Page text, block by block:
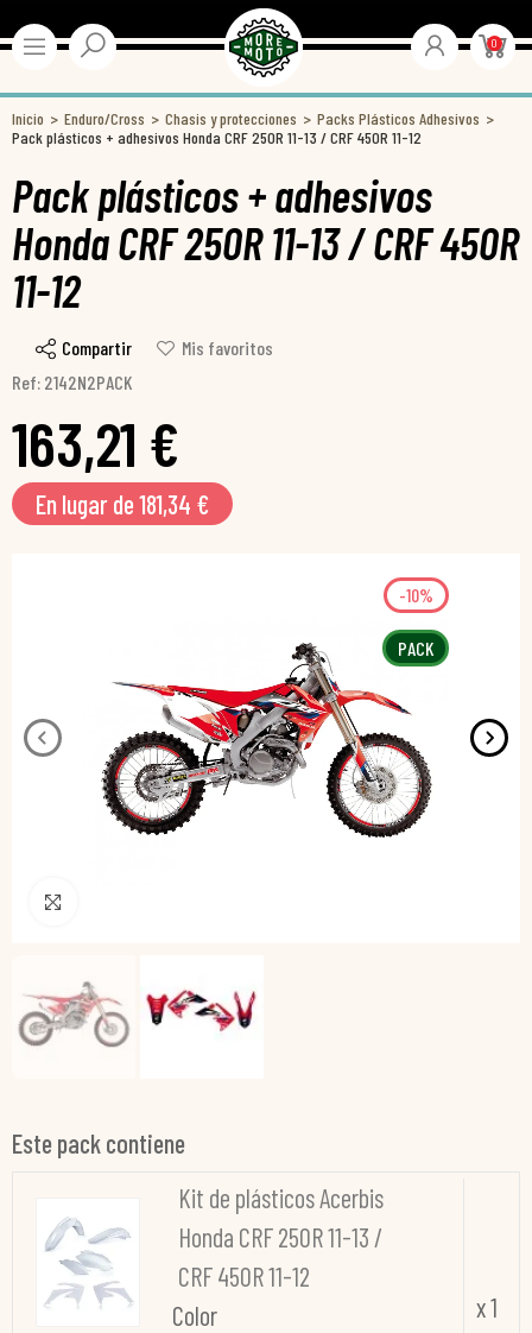
0
Inicio Enduro/Cross Chasis y protecciones
Packs Plásticos Adhesivos
Pack plásticos + adhesivos Honda CRF 250R 11-13 / CRF 450R 11-12
Pack plásticos + adhesivos
Honda CRF 250R 11-13 / CRF 450R
11-12
Compartir
Mis favoritos
Ref: 2142N2PACK
163,21 €
En lugar de 181,34 €
PACK
-10%
Este pack contiene
Kit de plásticos Acerbis
Honda CRF 250R 11-13 /
CRF 450R 11-12
Color
x 1